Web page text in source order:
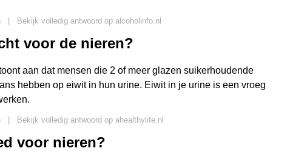
Bekijk volledig antwoord op alcoholinfo.nl
voor de nieren?
aan dat mensen die 2 of meer glazen suikerhoudende
hebben op eiwit in hun urine. Eiwit in je urine is een vroeg
Bekijk volledig antwoord op ahealthylife.nl
voor nieren?